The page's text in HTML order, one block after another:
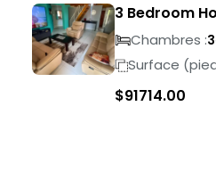
3 Bedroom
Chambres :3
Surface
$91714.00